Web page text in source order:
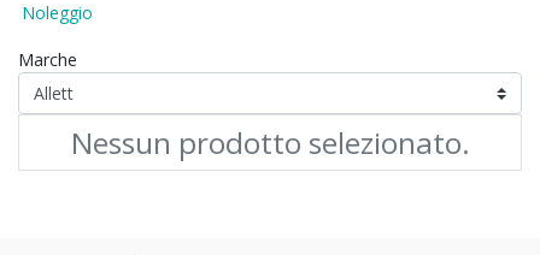
Noleggio
Marche
Nessun prodotto selezionato.